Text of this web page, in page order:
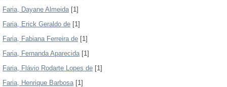
Faria, Dayane Almeida[1]
Faria, Erick Geraldo de [1]
Faria, Fabiana Ferreira de [1]
Faria, Fernanda Aparecida[1]
Faria, Flávio Rodarte Lopes de [1]
Faria, Henrique Barbosa[1]